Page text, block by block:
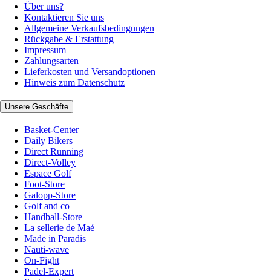
Über uns?
Kontaktieren Sie uns
Allgemeine Verkaufsbedingungen
Rückgabe & Erstattung
Impressum
Zahlungsarten
Lieferkosten und Versandoptionen
Hinweis zum Datenschutz
Unsere Geschäfte
Basket-Center
Daily Bikers
Direct Running
Direct-Volley
Espace Golf
Foot-Store
Galopp-Store
Golf and co
Handball-Store
La sellerie de Maé
Made in Paradis
Nauti-wave
On-Fight
Padel-Expert